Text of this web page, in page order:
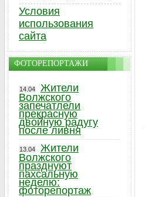
Условия
использования
сайта
ФОТОРЕПОРТАЖИ
14.04
Жители
Волжского
запечатлели
прекрасную
двойную радугу
после ливня
13.04
Жители
Волжского
празднуют
пахсальную
неделю:
фоторепортаж